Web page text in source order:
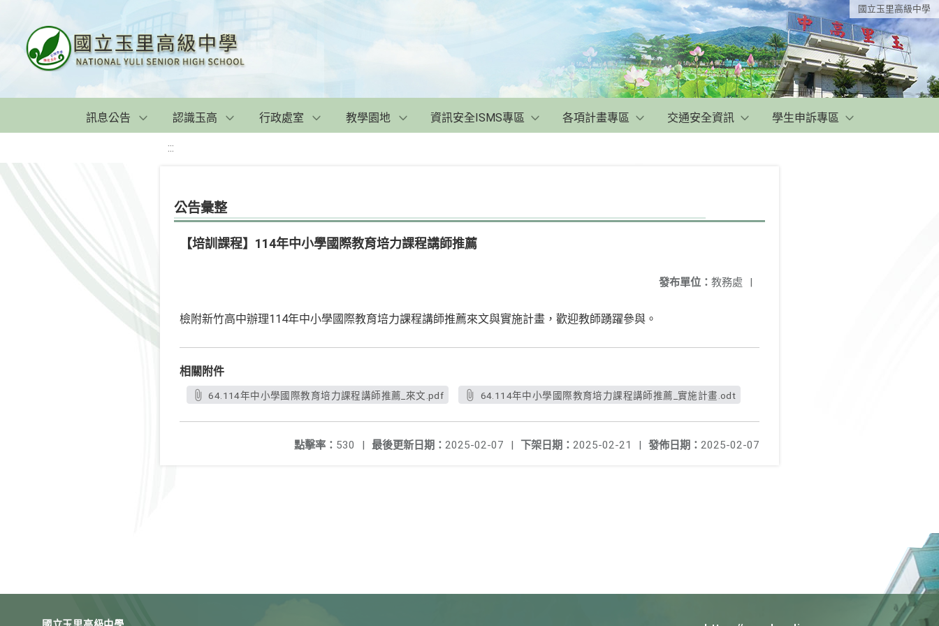
國立玉里高級中學
訊息公告 認識玉高 行政處室 教學園地 資訊安全ISMS專區 各項計畫專區 交通安全資訊 學生申訴專區
:::
公告彙整
【培訓課程】114年中小學國際教育培力課程講師推薦
發布單位： 教務處 |
檢附新竹高中辦理114年中小學國際教育培力課程講師推薦來文與實施計畫，歡迎教師踴躍參與。
相關附件
64.114年中小學國際教育培力課程講師推薦_來文.pdf 64.114年中小學國際教育培力課程講師推薦_實施計畫.odt
發佈日期： 2025-02-07
下架日期： 2025-02-21 |
最後更新日期： 2025-02-07 |
點擊率： 530 |